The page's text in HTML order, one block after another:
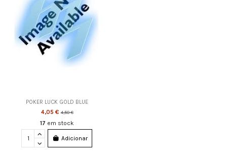
POKER LUCK GOLD BLUE
4,05 €4,50 €
17 em stock
Adicionar